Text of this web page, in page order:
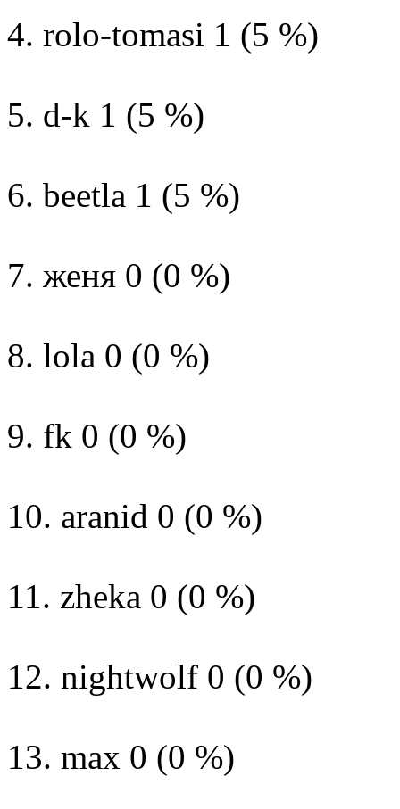
4. rolo-tomasi 1 (5 %)
5. d-k 1 (5 %)
6. beetla 1 (5 %)
7. женя 0 (0 %)
8. lola 0 (0 %)
9. fk 0 (0 %)
10. aranid 0 (0 %)
11. zheka 0 (0 %)
12. nightwolf 0 (0 %)
13. max 0 (0 %)